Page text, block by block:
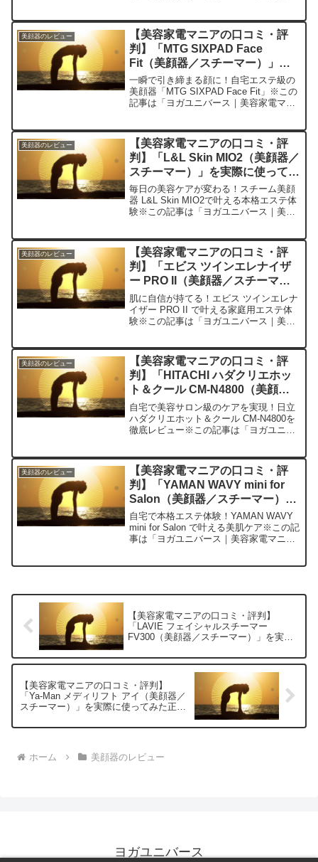
今日、編集部が紹介したいのが「YAMAN
RFボーテ...
美顔器のレビュー
【美容家電マニアの口コミ・評
判】「MTG SIXPAD Face
Fit（美顔器／スチーマー）」を
実際に使ってみた正直感想
一瞬で引き締まる顔に！自宅エステ級の
美顔器「MTG SIXPAD Face Fit」※この
記事は「ヨガユニバース｜美容家電マニ
が紹介したいのが「MTG SIXPAD F...
美顔器のレビュー
【美容家電マニアの口コミ・評
判】「L&L Skin MIO2（美顔器／
スチーマー）」を実際に使ってみ
た正直感想
毎日の美容ケアが変わる！スチーム美顔
器 L&L Skin MIO2で叶える本格エステ体
験※この記事は「ヨガユニバース｜美容
今日、編集部が紹介したいのが「L&L
Skin...
美顔器のレビュー
【美容家電マニアの口コミ・評
判】「エビス ツインエレナイザ
ー PRO II（美顔器／スチーマ
ー）」を実際に使ってみた正直感
想
肌に自信が持てる！エビス ツインエレナ
イザー PRO II で叶える家庭用エステ体
験※この記事は「ヨガユニバース｜美容
今日、編集部が紹介したいのが「エビス
ツインエレナ...
美顔器のレビュー
【美容家電マニアの口コミ・評
判】「HITACHI ハダクリエホッ
ト＆クール CM-N4800（美顔器
／スチーマー）」を実際に使って
みた正直感想
自宅で美容サロン級のケアを実現！日立
ハダクリエホット＆クール CM-N4800を
徹底レビュー※この記事は「ヨガユニバ
への口コミ今日、編集部が紹介したいの
が「HITACH...
美顔器のレビュー
【美容家電マニアの口コミ・評
判】「YAMAN WAVY mini for
Salon（美顔器／スチーマー）」
を実際に使ってみた正直感想
自宅で本格エステ体験！YAMAN WAVY
mini for Salon で叶える美肌ケア※この記
事は「ヨガユニバース｜美容家電マニア
【美容家電マニアの口コミ・評判】
「LAVIE フェイシャルスチーマー
FV300（美顔器／スチーマー）」を実際
【美容家電マニアの口コミ・評判】
「Ya-Man メディリフト アイ（美顔器／
スチーマー）」を実際に使ってみた正直
ホーム 美顔器のレビュー
ヨガユニバース